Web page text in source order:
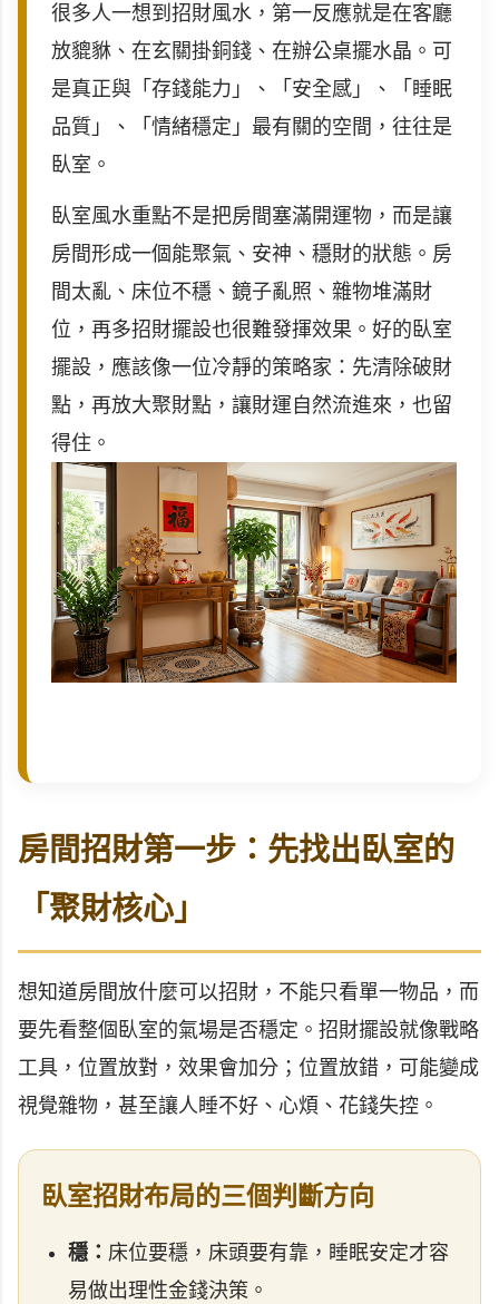
很多人一想到招財風水，第一反應就是在客廳
放貔貅、在玄關掛銅錢、在辦公桌擺水晶。可
是真正與「存錢能力」、「安全感」、「睡眠
品質」、「情緒穩定」最有關的空間，往往是
臥室。
臥室風水重點不是把房間塞滿開運物，而是讓
房間形成一個能聚氣、安神、穩財的狀態。房
間太亂、床位不穩、鏡子亂照、雜物堆滿財
位，再多招財擺設也很難發揮效果。好的臥室
擺設，應該像一位冷靜的策略家：先清除破財
點，再放大聚財點，讓財運自然流進來，也留
得住。
房間招財第一步：先找出臥室的
「聚財核心」
想知道房間放什麼可以招財，不能只看單一物品，而
要先看整個臥室的氣場是否穩定。招財擺設就像戰略
工具，位置放對，效果會加分；位置放錯，可能變成
視覺雜物，甚至讓人睡不好、心煩、花錢失控。
臥室招財布局的三個判斷方向
穩： 床位要穩，床頭要有靠，睡眠安定才容
易做出理性金錢決策。